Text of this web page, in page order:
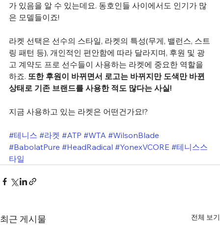
가 있음을 알 수 있는데요. 동호인들 사이에서도 인기가 많
은 모델들이죠!
라켓 선택은 선수의 스타일, 라켓의 특성(무게, 밸런스, 스트
링 패턴 등), 개인적인 편안함에 따라 달라지며, 후원 및 광
고 계약도 프로 선수들이 사용하는 라켓에 중요한 역할을
하죠. 또한 후원이 바뀌면서 로고는 바뀌지만 도색만 바뀐
상태로 기존 브랜드를 사용한 적도 많다는 사실!
지금 사용하고 있는 라켓은 어떤건가요!?
#테니스 #라켓 #ATP #WTA #WilsonBlade
#BabolatPure #HeadRadical #YonexVCORE #테니스스
타일
최근 게시물 전체 보기